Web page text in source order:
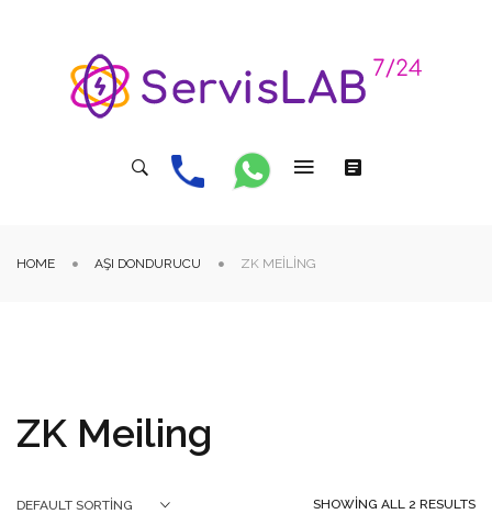
HOME AŞI DONDURUCU ZK MEILING
ZK Meiling
SHOWING ALL 2 RESULTS
DEFAULT SORTING